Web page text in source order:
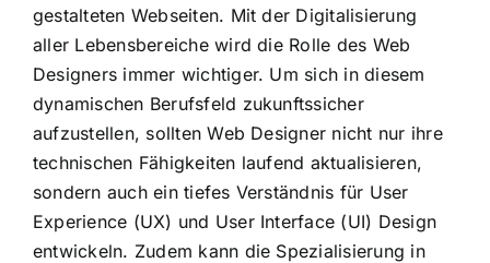
gestalteten Webseiten. Mit der Digitalisierung
aller Lebensbereiche wird die Rolle des Web
Designers immer wichtiger. Um sich in diesem
dynamischen Berufsfeld zukunftssicher
aufzustellen, sollten Web Designer nicht nur ihre
technischen Fähigkeiten laufend aktualisieren,
sondern auch ein tiefes Verständnis für User
Experience (UX) und User Interface (UI) Design
entwickeln. Zudem kann die Spezialisierung in